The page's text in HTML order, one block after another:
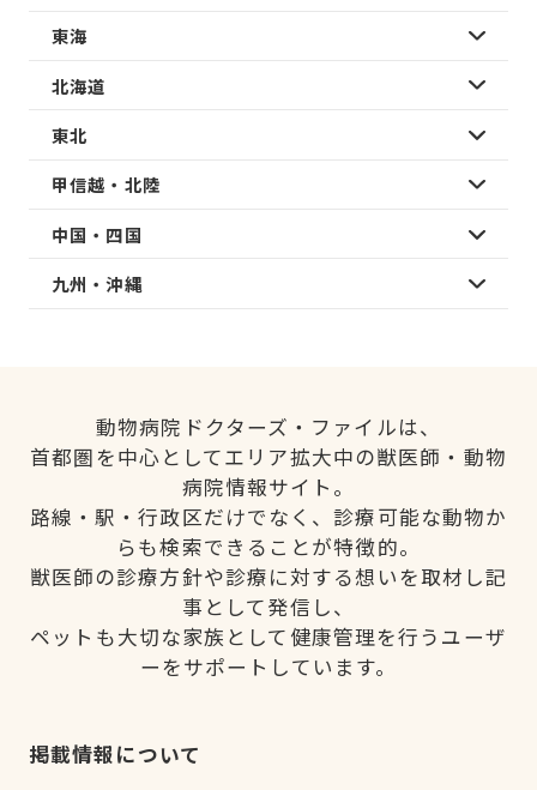
東海
北海道
東北
甲信越・北陸
中国・四国
九州・沖縄
動物病院ドクターズ・ファイルは、
首都圏を中心としてエリア拡大中の獣医師・動物
病院情報サイト。
路線・駅・行政区だけでなく、診療可能な動物か
らも検索できることが特徴的。
獣医師の診療方針や診療に対する想いを取材し記
事として発信し、
ペットも大切な家族として健康管理を行うユーザ
ーをサポートしています。
掲載情報について